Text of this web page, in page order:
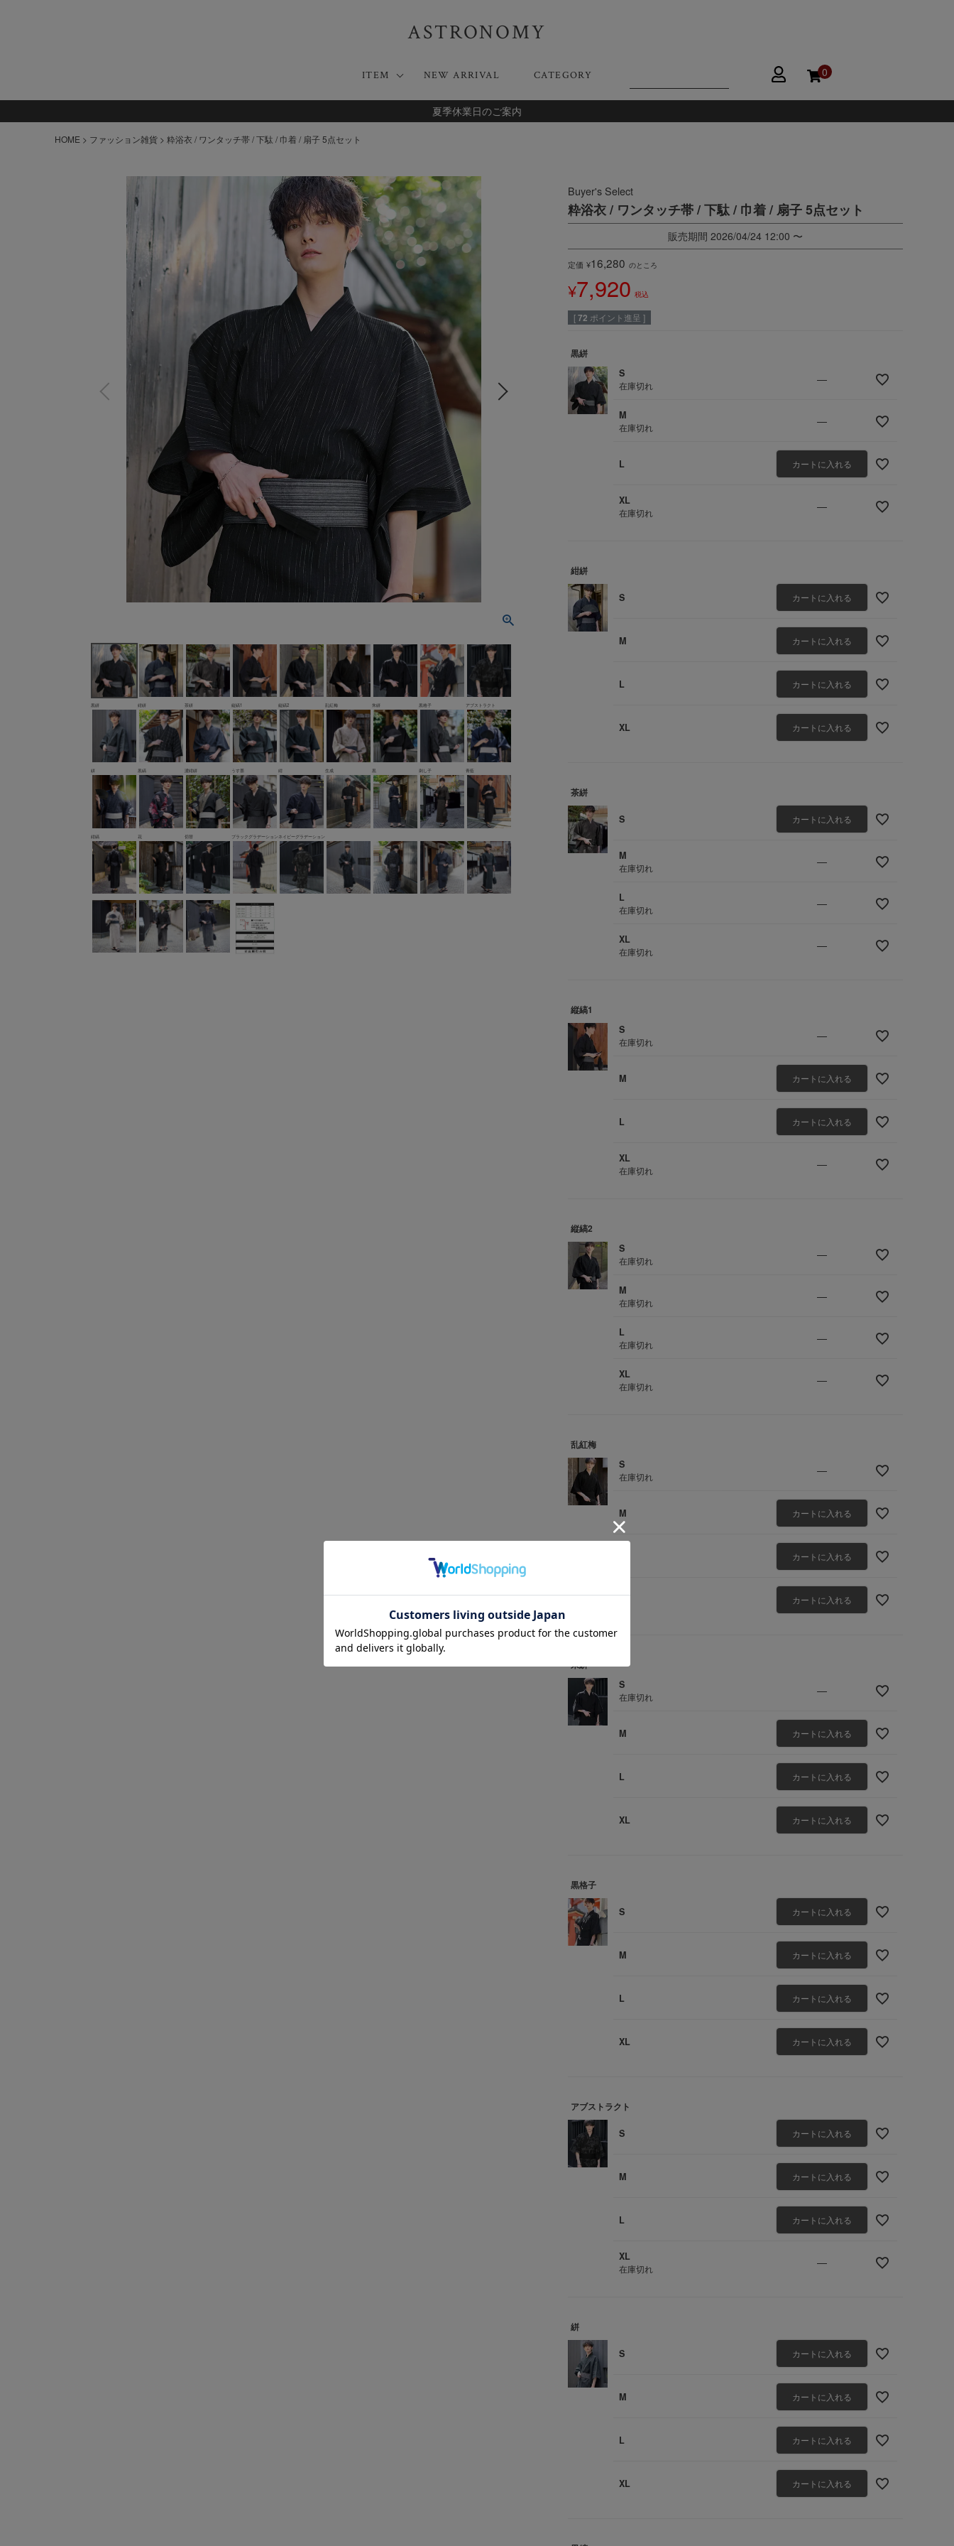
ASTRONOMY
ITEM NEW ARRIVAL CATEGORY 0
夏季休業日のご案内
HOME ファッション雑貨 粋浴衣 / ワンタッチ帯 / 下駄 / 巾着 / 扇子 5点セット
黒絣 紺絣 茶絣 縦縞1 縦縞2 乱紅梅 朱絣 黒格子 アブストラクト
絣 黒縞 濃紺絣 うす墨 紺 生成 黒 刺し子 青藍
紺縞 花 切替 ブラックグラデーション ネイビーグラデーション
Buyer's Select
粋浴衣 / ワンタッチ帯 / 下駄 / 巾着 / 扇子 5点セット
販売期間 2026/04/24 12:00 〜
定価 ¥16,280 のところ
¥7,920 税込
[72 ポイント進呈 ]
黒絣
S
在庫切れ —
M
在庫切れ —
L カートに入れる
XL
在庫切れ —
紺絣
S カートに入れる
M カートに入れる
L カートに入れる
XL カートに入れる
茶絣
S カートに入れる
M
在庫切れ —
L
在庫切れ —
XL
在庫切れ —
縦縞1
S
在庫切れ —
M カートに入れる
L カートに入れる
XL
在庫切れ —
縦縞2
S
在庫切れ —
M
在庫切れ —
L
在庫切れ —
XL
在庫切れ —
乱紅梅
S
在庫切れ —
M カートに入れる
カートに入れる
XL カートに入れる
朱絣
S
在庫切れ —
M カートに入れる
L カートに入れる
XL カートに入れる
黒格子
S カートに入れる
M カートに入れる
L カートに入れる
XL カートに入れる
アブストラクト
S カートに入れる
M カートに入れる
L カートに入れる
XL
在庫切れ —
絣
S カートに入れる
M カートに入れる
L カートに入れる
XL カートに入れる